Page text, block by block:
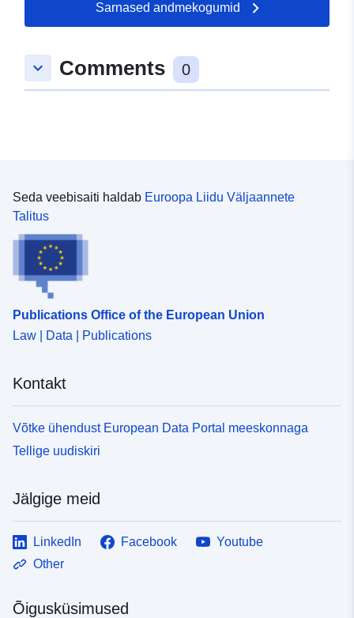
Sarnased andmekogumid
keyboard_arrow_down Comments 0
Seda veebisaiti haldab Euroopa Liidu Väljaannete
Talitus
Publications Office of the European Union
Law | Data | Publications
Kontakt
Võtke ühendust European Data Portal meeskonnaga
Tellige uudiskiri
Jälgige meid
LinkedIn Facebook
Youtube
Other
Õigusküsimused